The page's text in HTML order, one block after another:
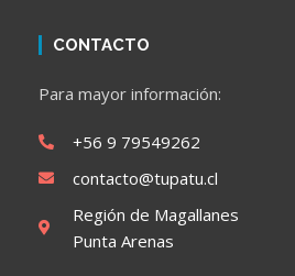
CONTACTO
Para mayor información:
+56 9 79549262
contacto@tupatu.cl
Región de Magallanes
Punta Arenas